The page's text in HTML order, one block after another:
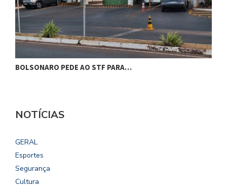
BOLSONARO PEDE AO STF PARA…
NOTÍCIAS
GERAL
Esportes
Segurança
Cultura